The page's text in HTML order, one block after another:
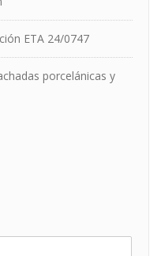
ETA 24/0747
porcelánicas y